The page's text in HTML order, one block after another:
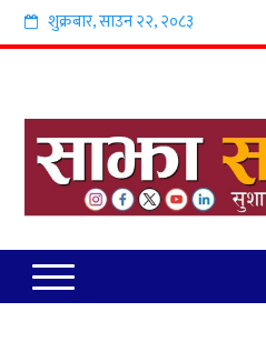
शुक्रबार,साउन२२,२०८३